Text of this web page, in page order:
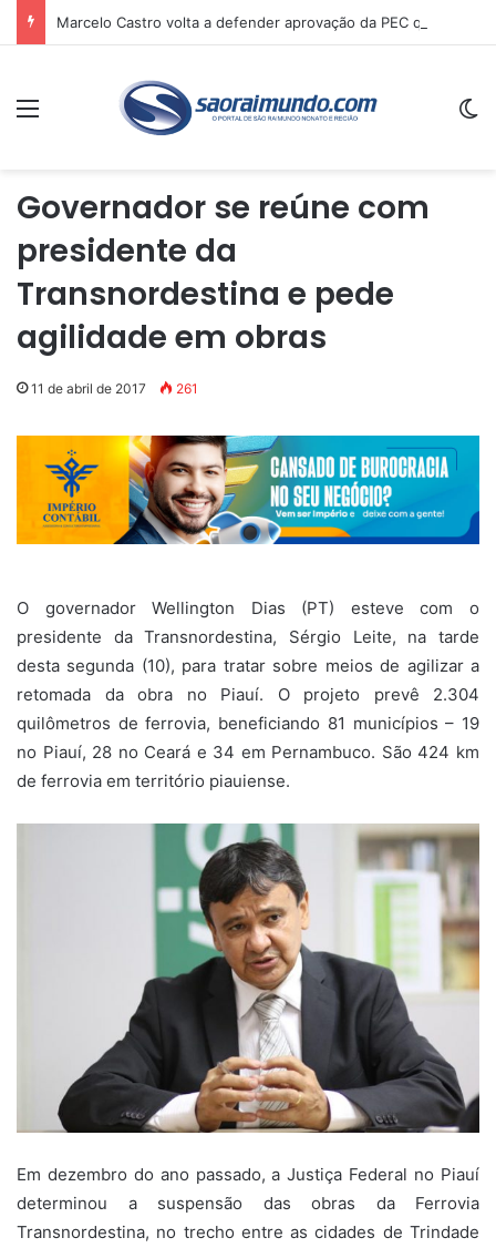
Menu
Governador se reúne com
presidente da
Transnordestina e pede
agilidade em obras
11 de abril de 2017 261
O governador Wellington Dias (PT) esteve com o
presidente da Transnordestina, Sérgio Leite, na tarde
desta segunda (10), para tratar sobre meios de agilizar a
retomada da obra no Piauí. O projeto prevê 2.304
quilômetros de ferrovia, beneficiando 81 municípios – 19
no Piauí, 28 no Ceará e 34 em Pernambuco. São 424 km
de ferrovia em território piauiense.
Em dezembro do ano passado, a Justiça Federal no Piauí
determinou a suspensão das obras da Ferrovia
Transnordestina, no trecho entre as cidades de Trindade